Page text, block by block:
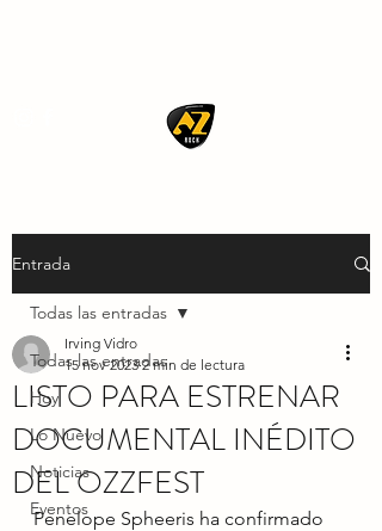
Entrada
Todas las entradas
Hoy
Lo Nuevo
Noticias
Eventos
Todas las entradas
LISTO PARA ESTRENAR
DOCUMENTAL INÉDITO
DEL OZZFEST
Irving Vidro
15 nov 2023 2 min de lectura
Penelope Spheeris ha confirmado